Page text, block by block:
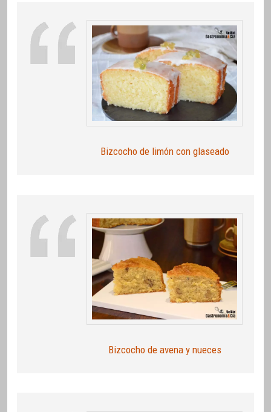
Bizcocho de limón con glaseado
Bizcocho de avena y nueces